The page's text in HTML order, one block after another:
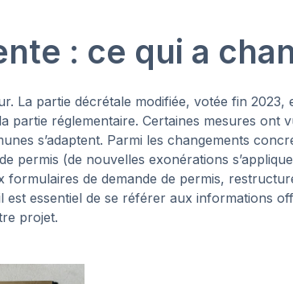
: ce qui a
La partie décrétale modifiée, votée fin
partie réglementaire. Certaines mesures ont
s’adaptent. Parmi les changements
permis (de nouvelles exonérations
formulaires de demande de permis,
est essentiel de se référer aux informations
projet.